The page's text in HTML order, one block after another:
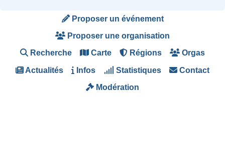
Proposer un événement
Proposer une organisation
Recherche Carte Régions Orgas
Actualités Infos Statistiques Contact
Modération